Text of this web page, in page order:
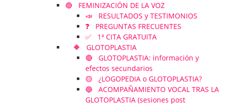
🔴 FEMINIZACIÓN DE LA VOZ
📣 RESULTADOS y TESTIMONIOS
❓ PREGUNTAS FRECUENTES
✅ 1ª CITA GRATUITA
🔶 GLOTOPLASTIA
🔴 GLOTOPLASTIA: información y
efectos secundarios
🟡 ¿LOGOPEDIA o GLOTOPLASTIA?
🔵 ACOMPAÑAMIENTO VOCAL TRAS LA
GLOTOPLASTIA (sesiones post